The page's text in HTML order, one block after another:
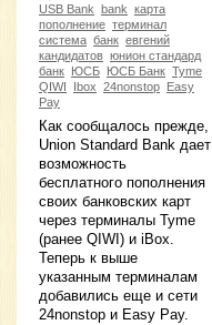
USB Bank bank карта
пополнение терминал
система банк евгений
кандидатов юнион стандард
банк ЮСБ ЮСБ Банк Tyme
QIWI
Ibox 24nonstop Easy
Pay
Как сообщалось прежде,
Union Standard Bank дает
возможность
бесплатного пополнения
своих банковских карт
через терминалы Tyme
(ранее QIWI) и iBox.
Теперь к выше
указанным терминалам
добавились еще и сети
24nonstop и Easy Pay.